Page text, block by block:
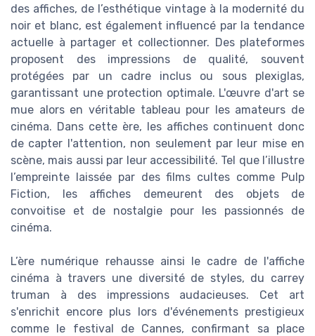
des affiches, de l’esthétique vintage à la modernité du
noir et blanc, est également influencé par la tendance
actuelle à partager et collectionner. Des plateformes
proposent des impressions de qualité, souvent
protégées par un cadre inclus ou sous plexiglas,
garantissant une protection optimale. L'œuvre d'art se
mue alors en véritable tableau pour les amateurs de
cinéma. Dans cette ère, les affiches continuent donc
de capter l'attention, non seulement par leur mise en
scène, mais aussi par leur accessibilité. Tel que l’illustre
l’empreinte laissée par des films cultes comme Pulp
Fiction, les affiches demeurent des objets de
convoitise et de nostalgie pour les passionnés de
cinéma.
L’ère numérique rehausse ainsi le cadre de l'affiche
cinéma à travers une diversité de styles, du carrey
truman à des impressions audacieuses. Cet art
s'enrichit encore plus lors d'événements prestigieux
comme le festival de Cannes, confirmant sa place